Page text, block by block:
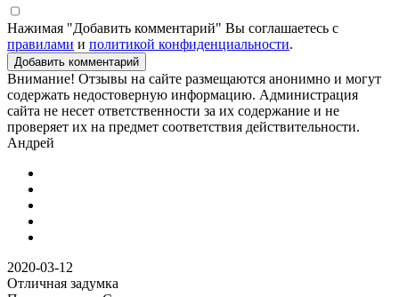
Нажимая "Добавить комментарий" Вы соглашаетесь с
правилами и политикой конфиденциальности.
Добавить комментарий
Внимание! Отзывы на сайте размещаются анонимно и могут
содержать недостоверную информацию. Администрация
сайта не несет ответственности за их содержание и не
проверяет их на предмет соответствия действительности.
Андрей
2020-03-12
Отличная задумка